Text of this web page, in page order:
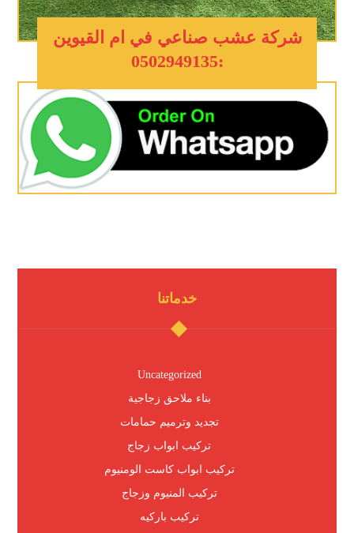
شركة عشب صناعي في ام القيوين
:0502949135
خدماتنا
Uncategorized
بناء ملاحق زجاجية
تجديد وترميم حمامات
تركيب ابواب زجاج
تركيب ابواب كاست الومنيوم
تركيب المنيوم وزجاج
تركيب باركيه